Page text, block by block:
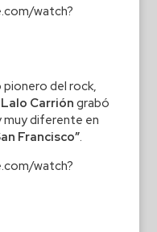
watch?
del rock,
Lalo Carrión grabó
muy diferente en
Francisco”.
watch?